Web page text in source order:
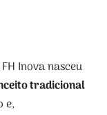
Inova nasceu
tradicional
e,